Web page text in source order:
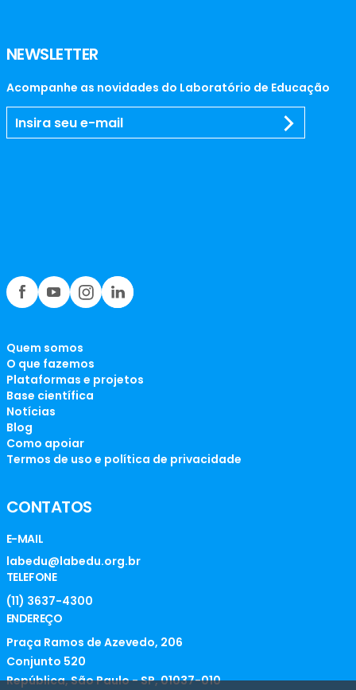
NEWSLETTER
Acompanhe as novidades do Laboratório de Educação
Quem somos
O que fazemos
Plataformas e projetos
Base científica
Notícias
Blog
Como apoiar
Termos de uso e política de privacidade
CONTATOS
E-MAIL
labedu@labedu.org.br
TELEFONE
(11) 3637-4300
ENDEREÇO
Praça Ramos de Azevedo, 206
Conjunto 520
República, São Paulo - SP, 01037-010